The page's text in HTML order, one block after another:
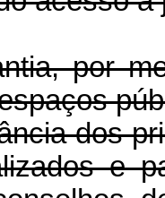
meio
dos
e